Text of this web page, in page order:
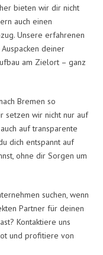
bieten wir dir nicht
auch einen
Unsere erfahrenen
deiner
am Zielort – ganz
Bremen so
setzen wir nicht nur auf
auf transparente
dich entspannt auf
ohne dir Sorgen um
suchen, wenn
Partner für deinen
Kontaktiere uns
und profitiere von